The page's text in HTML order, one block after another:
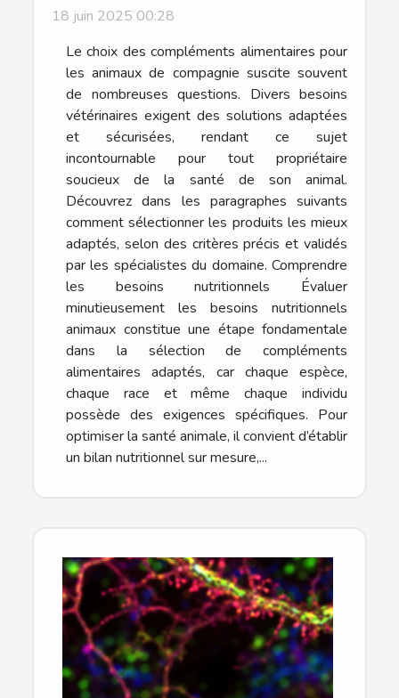
18 juin 2025 00:28
Le choix des compléments alimentaires pour
les animaux de compagnie suscite souvent
de nombreuses questions. Divers besoins
vétérinaires exigent des solutions adaptées
et sécurisées, rendant ce sujet
incontournable pour tout propriétaire
soucieux de la santé de son animal.
Découvrez dans les paragraphes suivants
comment sélectionner les produits les mieux
adaptés, selon des critères précis et validés
par les spécialistes du domaine. Comprendre
les besoins nutritionnels Évaluer
minutieusement les besoins nutritionnels
animaux constitue une étape fondamentale
dans la sélection de compléments
alimentaires adaptés, car chaque espèce,
chaque race et même chaque individu
possède des exigences spécifiques. Pour
optimiser la santé animale, il convient d’établir
un bilan nutritionnel sur mesure,...